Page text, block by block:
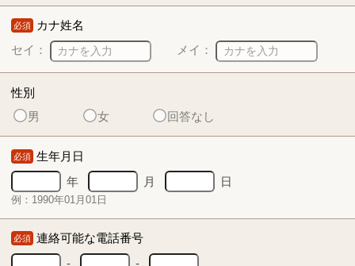
必須 カナ姓名
セイ：
メイ：
性別
男
女 回答なし
必須 生年月日
年
月 日
例：1990年01月01日
必須 連絡可能な電話番号